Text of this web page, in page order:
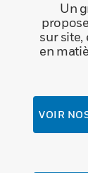
Un
sur site,
en
VOIR